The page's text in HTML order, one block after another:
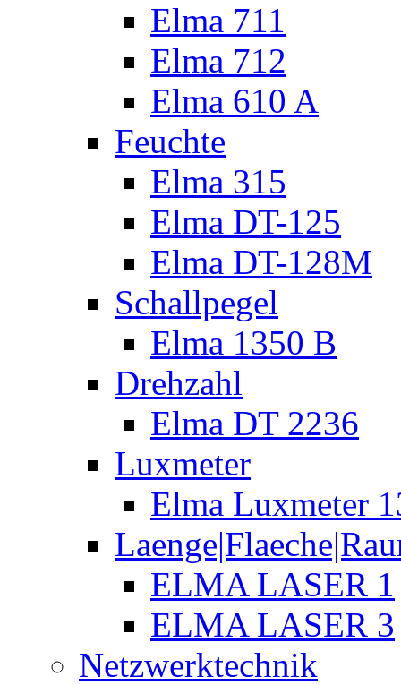
Elma 711
Elma 712
Elma 610 A
Feuchte
Elma 315
Elma DT-125
Elma DT-128M
Schallpegel
Elma 1350 B
Drehzahl
Elma DT 2236
Luxmeter
Elma Luxmeter
ELMA LASER 1
ELMA LASER 3
Netzwerktechnik